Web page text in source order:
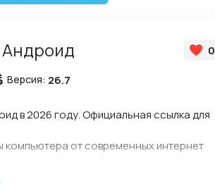
0
Версия: 26.7
в 2026 году. Официальная ссылка для
от современных интернет